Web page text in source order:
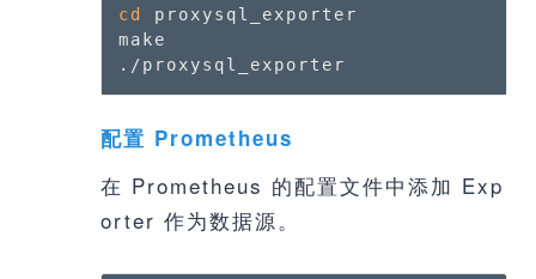
cd
proxysql_exporter
make
./proxysql_exporter
配置 Prometheus
在 Prometheus 的配置文件中添加 Exp
orter 作为数据源。